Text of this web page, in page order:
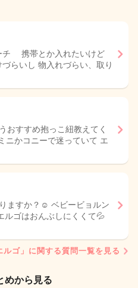
携帯とか入れたいけど
らいし 物入れづらい、取り
おすすめ抱っこ紐教えてく
ニかコニーで迷っていて エ
すか？☺️ ベビービョルン
ルゴはおんぶしにくくて💦
ルゴ」に関する質問一覧を見る
めから見る